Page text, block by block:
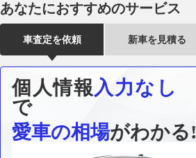
あなたにおすすめのサービス
車査定を依頼 新車を見積る
個人情報 入力なし
で
愛車の相場がわかる!